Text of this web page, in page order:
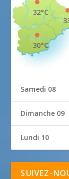
32°C
30°C
Samedi 08
Dimanche 09
Lundi 10
SUIVEZ-